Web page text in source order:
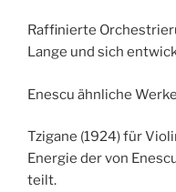
Raffinierte
Lange und sich
Enescu ähnliche
Tzigane (1924) für
Energie der von
teilt.